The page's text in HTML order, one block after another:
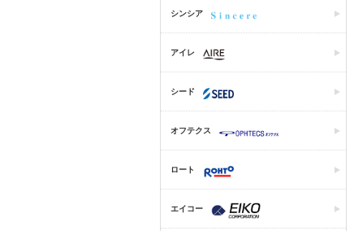
シンシア
アイレ
シード
オフテクス
ロート
エイコー